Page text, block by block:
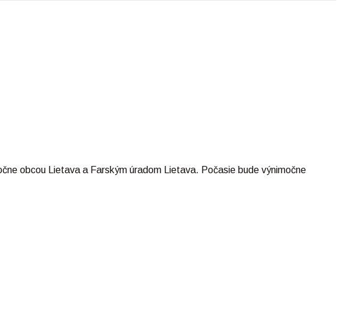
obcou Lietava a Farským úradom Lietava. Počasie bude výnimočne